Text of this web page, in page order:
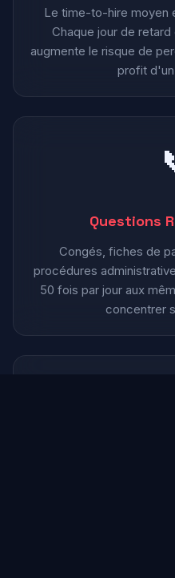
Le time-to-hire moyen
Chaque jour de
augmente le risque de
profit
Questions
Congés, fiches de
procédures
50 fois par jour aux
concentrer